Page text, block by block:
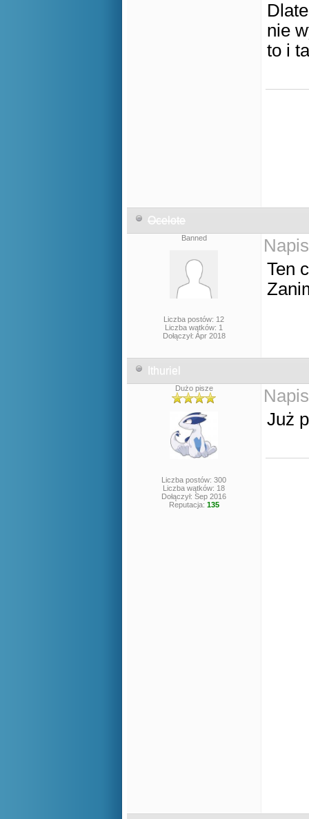
nie
to i
Ocelote
Banned
Liczba postów: 12
Liczba wątków: 1
Dołączył: Apr 2018
Ten
Ithuriel
Dużo pisze
Liczba postów: 300
Liczba wątków: 18
Dołączył: Sep 2016
Reputacja: 135
Już